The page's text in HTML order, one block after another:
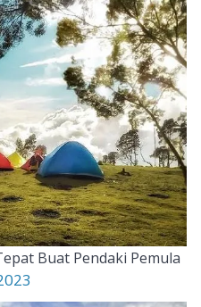
Buat Pendaki Pemula